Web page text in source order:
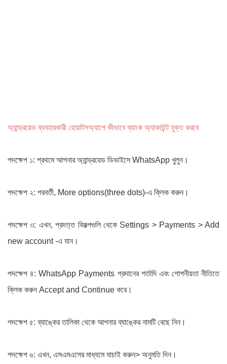
অ্যান্ড্রয়েড ব্যবহারকারী হোয়াটসঅ্যাপে কীভাবে ব্যাংক অ্যাকাউন্ট যুক্ত করবে
পদক্ষেপ ১: প্রথমে আপনার অ্যান্ড্রয়েড ডিভাইসে WhatsApp খুলুন।
পদক্ষেপ ২: পরবর্তী, More options(three dots)-এ ক্লিক করুন।
পদক্ষেপ ৩: এখন, প্রদত্ত বিকল্পগুলি থেকে Settings > Payments > Add
new account -এ যান।
পদক্ষেপ ৪: WhatsApp Payments প্রদানের শর্তাদি এবং গোপনীয়তা নীতিতে
ক্লিক করুন Accept and Continue করে।
পদক্ষেপ ৫: ব্যাঙ্কের তালিকা থেকে আপনার ব্যাঙ্কের নামটি বেছে নিন।
পদক্ষেপ ৬: এখন, এসএমএসের মাধ্যমে যাচাই করুন> অনুমতি দিন।